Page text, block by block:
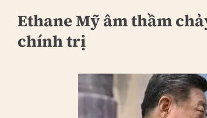
Ethane Mỹ âm thầm
chính trị